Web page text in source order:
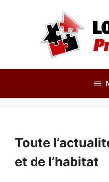
Toute
et de l’habitat